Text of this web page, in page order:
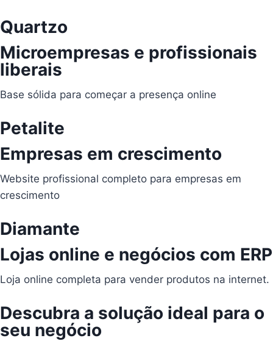
Quartzo
Microempresas e profissionais
liberais
Base sólida para começar a presença online
Petalite
Empresas em crescimento
Website profissional completo para empresas em
crescimento
Diamante
Lojas online e negócios com ERP
Loja online completa para vender produtos na internet.
Descubra a solução ideal para o
seu negócio